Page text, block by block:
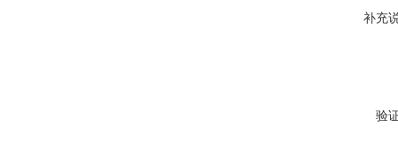
补充
验